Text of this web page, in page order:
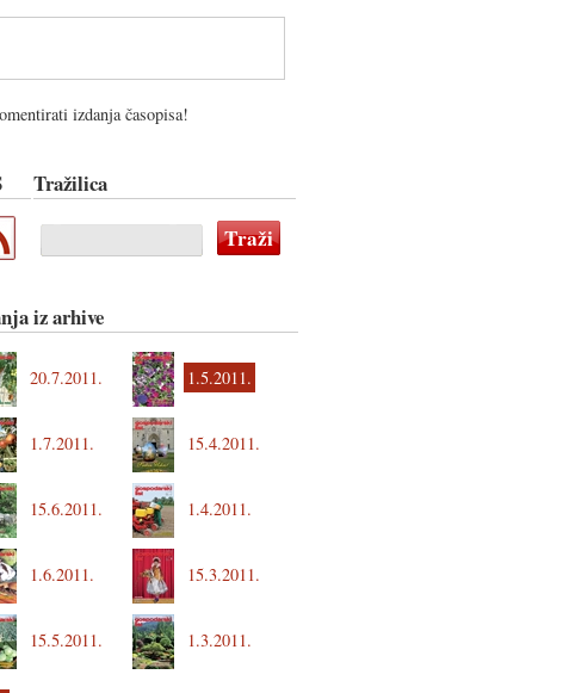
izdanja časopisa!
Tražilica
iz arhive
20.7.2011. 1.5.2011.
1.7.2011. 15.4.2011.
15.6.2011. 1.4.2011.
1.6.2011. 15.3.2011.
15.5.2011. 1.3.2011.